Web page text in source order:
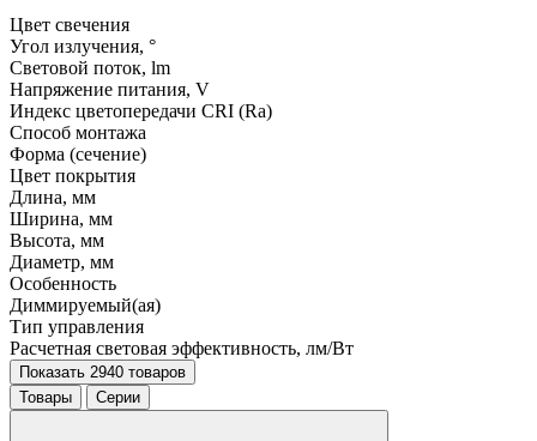
Цвет свечения
Угол излучения, °
Световой поток, lm
Напряжение питания, V
Индекс цветопередачи CRI (Ra)
Способ монтажа
Форма (сечение)
Цвет покрытия
Длина, мм
Ширина, мм
Высота, мм
Диаметр, мм
Особенность
Диммируемый(ая)
Тип управления
Расчетная световая эффективность, лм/Вт
Показать 2940 товаров
Товары
Серии